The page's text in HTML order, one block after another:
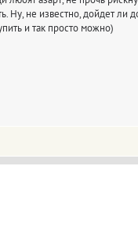
не известно, дойдет ли
и так просто можно)